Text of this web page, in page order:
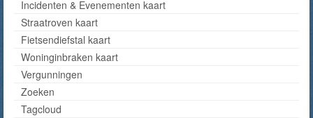
Incidenten & Evenementen kaart
Straatroven kaart
Fietsendiefstal kaart
Woninginbraken kaart
Vergunningen
Zoeken
Tagcloud